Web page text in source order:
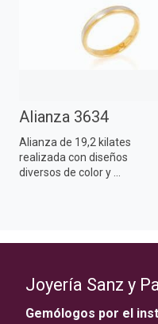
Alianza 3634
Alianza de 19,2 kilates
realizada con diseños
diversos de color y ...
Joyería Sanz y
Gemólogos por el